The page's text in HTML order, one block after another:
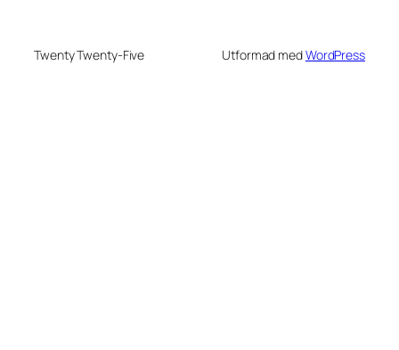
Twenty Twenty-Five Utformad medWordPress